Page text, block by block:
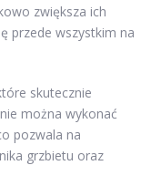
zwiększa ich
przede wszystkim na
skutecznie
można wykonać
pozwala na
grzbietu oraz